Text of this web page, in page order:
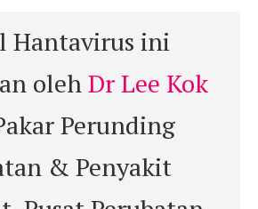
Hantavirus ini
olehDr Lee Kok
Perunding
& Penyakit